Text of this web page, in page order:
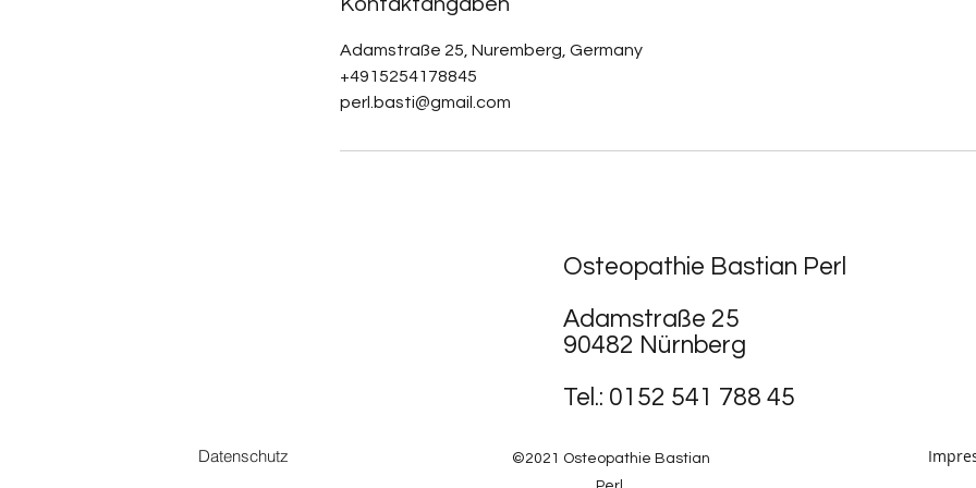
Kontaktangaben
Adamstraße 25, Nuremberg, Germany
+4915254178845
perl.basti@gmail.com
Osteopathie Bastian Perl
Adamstraße 25
90482 Nürnberg
Tel.: 0152 541 788 45
Datenschutz
©2021 Osteopathie Bastian